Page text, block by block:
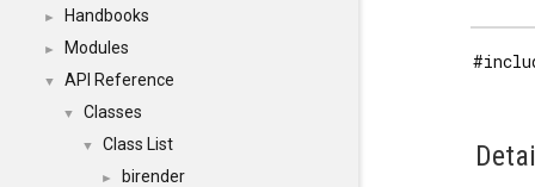
► Handbooks
► Modules
▼ API Reference
▼ Classes
▼ Class List
► birender